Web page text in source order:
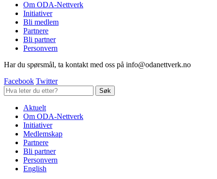
Om ODA-Nettverk
Initiativer
Bli medlem
Partnere
Bli partner
Personvern
Har du spørsmål, ta kontakt med oss på info@odanettverk.no
Facebook Twitter
Aktuelt
Om ODA-Nettverk
Initiativer
Medlemskap
Partnere
Bli partner
Personvern
English